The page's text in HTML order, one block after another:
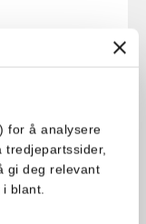
for å analysere
tredjepartssider,
gi deg relevant
blant.